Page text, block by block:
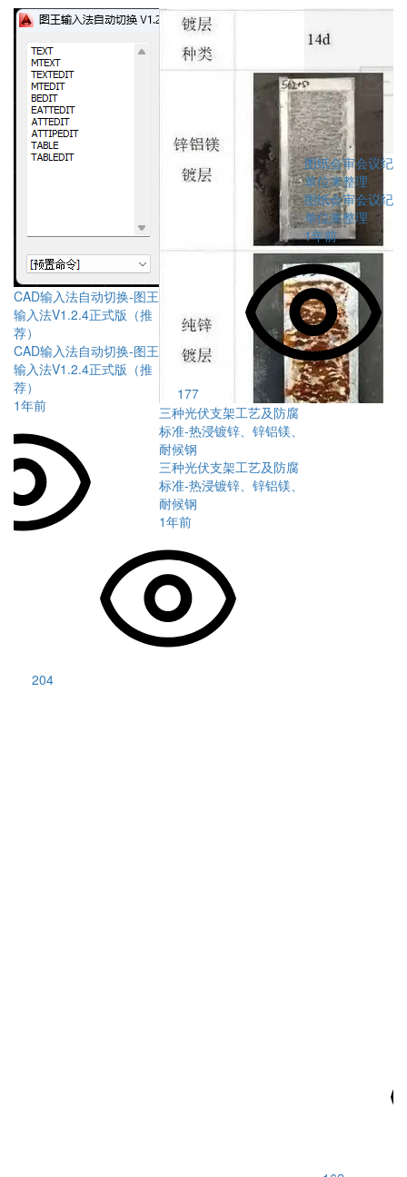
CAD输入法自动切换-图王
输入法V1.2.4正式版（推
荐）
CAD输入法自动切换-图王
输入法V1.2.4正式版（推
荐）
1年前
三种光伏支架工艺及防腐
标准-热浸镀锌、锌铝镁、
耐候钢
三种光伏支架工艺及防腐
标准-热浸镀锌、锌铝镁、
耐候钢
1年前
204
图纸会审会议纪
单位来整理
图纸会审会议纪
单位来整理
1年前
177